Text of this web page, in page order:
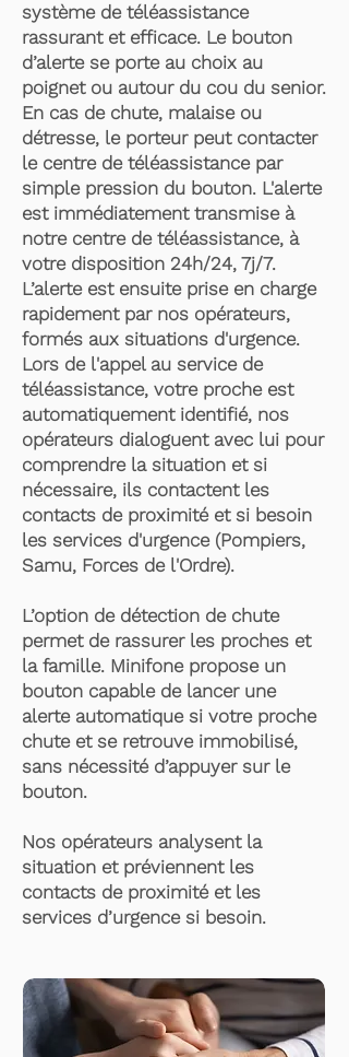
système de téléassistance
rassurant et efficace. Le bouton
d’alerte se porte au choix au
poignet ou autour du cou du senior.
En cas de chute, malaise ou
détresse, le porteur peut contacter
le centre de téléassistance par
simple pression du bouton. L'alerte
est immédiatement transmise à
notre centre de téléassistance, à
votre disposition 24h/24, 7j/7.
L’alerte est ensuite prise en charge
rapidement par nos opérateurs,
formés aux situations d'urgence.
Lors de l'appel au service de
téléassistance, votre proche est
automatiquement identifié, nos
opérateurs dialoguent avec lui pour
comprendre la situation et si
nécessaire, ils contactent les
contacts de proximité et si besoin
les services d'urgence (Pompiers,
Samu, Forces de l'Ordre).
L’option de détection de chute
permet de rassurer les proches et
la famille. Minifone propose un
bouton capable de lancer une
alerte automatique si votre proche
chute et se retrouve immobilisé,
sans nécessité d’appuyer sur le
bouton.
Nos opérateurs analysent la
situation et préviennent les
contacts de proximité et les
services d’urgence si besoin.